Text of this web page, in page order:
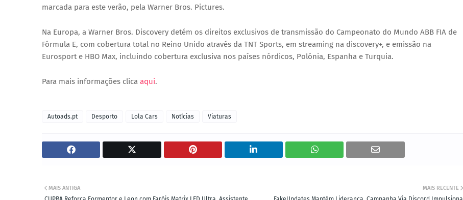
marcada para este verão, pela Warner Bros. Pictures.
Na Europa, a Warner Bros. Discovery detém os direitos exclusivos de transmissão do Campeonato do Mundo ABB FIA de
Fórmula E, com cobertura total no Reino Unido através da TNT Sports, em streaming na discovery+, e emissão na
Eurosport e HBO Max, incluindo cobertura exclusiva nos países nórdicos, Polónia, Espanha e Turquia.
Para mais informações clica aqui.
Autoads.pt Desporto Lola Cars Notícias Viaturas
MAIS RECENTE
MAIS ANTIGA